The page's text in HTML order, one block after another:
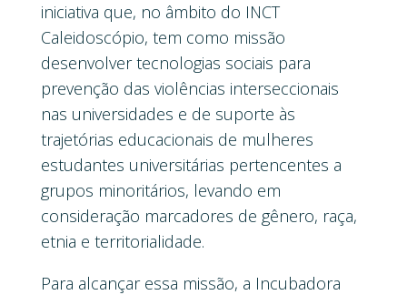
iniciativa que, no âmbito do INCT
Caleidoscópio, tem como missão
desenvolver tecnologias sociais para
prevenção das violências interseccionais
nas universidades e de suporte às
trajetórias educacionais de mulheres
estudantes universitárias pertencentes a
grupos minoritários, levando em
consideração marcadores de gênero, raça,
etnia e territorialidade.
Para alcançar essa missão, a Incubadora